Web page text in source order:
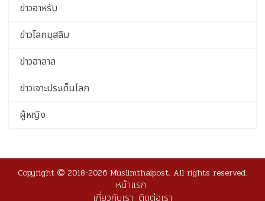
ข่าวอาหรับ
ข่าวโลกมุสลิม
ข่าวฮาลาล
ข่าวเจาะประเด็นโลก
ผู้หญิง